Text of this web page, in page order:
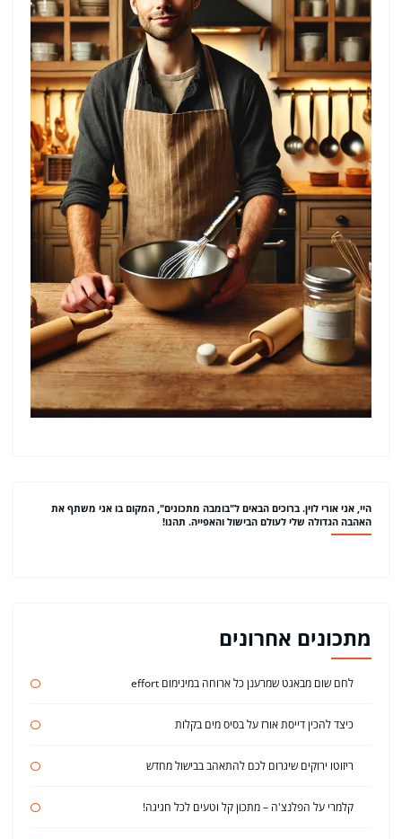
היי, אני אורי לוין. ברוכים הבאים ל"בומבה מתכונים", המקום בו אני משתף את
האהבה הגדולה שלי לעולם הבישול והאפייה. תהנו!
מתכונים אחרונים
לחם שום מבאגט שמרענן כל ארוחה במינימום effort
כיצד להכין דייסת אורז על בסיס מים בקלות
ריזוטו ירוקים שיגרום לכם להתאהב בבישול מחדש
קלמרי על הפלנצ'ה – מתכון קל וטעים לכל חגיגה!